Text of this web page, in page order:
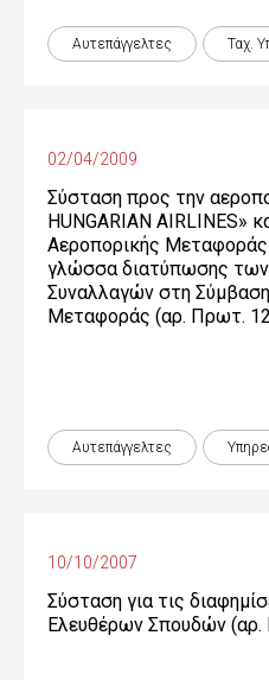
Αυτεπάγγελτες Ταχ.
02/04/2009
Σύσταση προς την
HUNGARIAN AIRLINES»
Αεροπορικής Μεταφοράς
γλώσσα διατύπωσης
Συναλλαγών στη
Μεταφοράς (αρ. Πρωτ.
Αυτεπάγγελτες
10/10/2007
Σύσταση για τις
Ελευθέρων Σπουδών